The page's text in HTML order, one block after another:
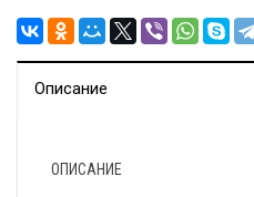
Описание
ОПИСАНИЕ